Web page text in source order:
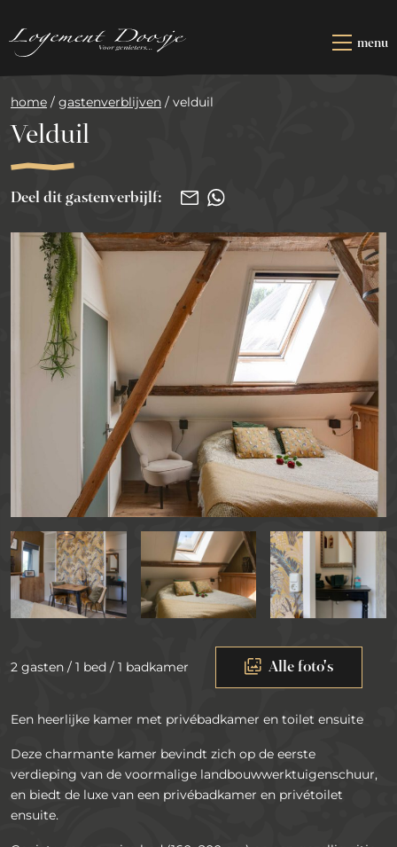
hoofdinhoud
menu
RESTAURANT
ARRANGEMENTEN
ZAKELIJK
KADOOSJE
CONTACT
home / gastenverblijven / velduil
Velduil
Deel dit gastenverbijlf: E-mailWhatsApp
2 gasten / 1 bed / 1 badkamer Alle foto's
Een heerlijke kamer met privébadkamer en toilet ensuite
Deze charmante kamer bevindt zich op de eerste
verdieping van de voormalige landbouwwerktuigenschuur,
en biedt de luxe van een privébadkamer en privétoilet
ensuite.